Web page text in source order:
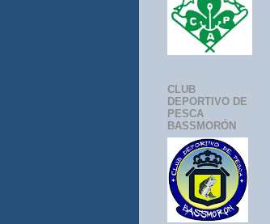
CLUB
DEPORTIVO DE
PESCA
BASSMORÓN